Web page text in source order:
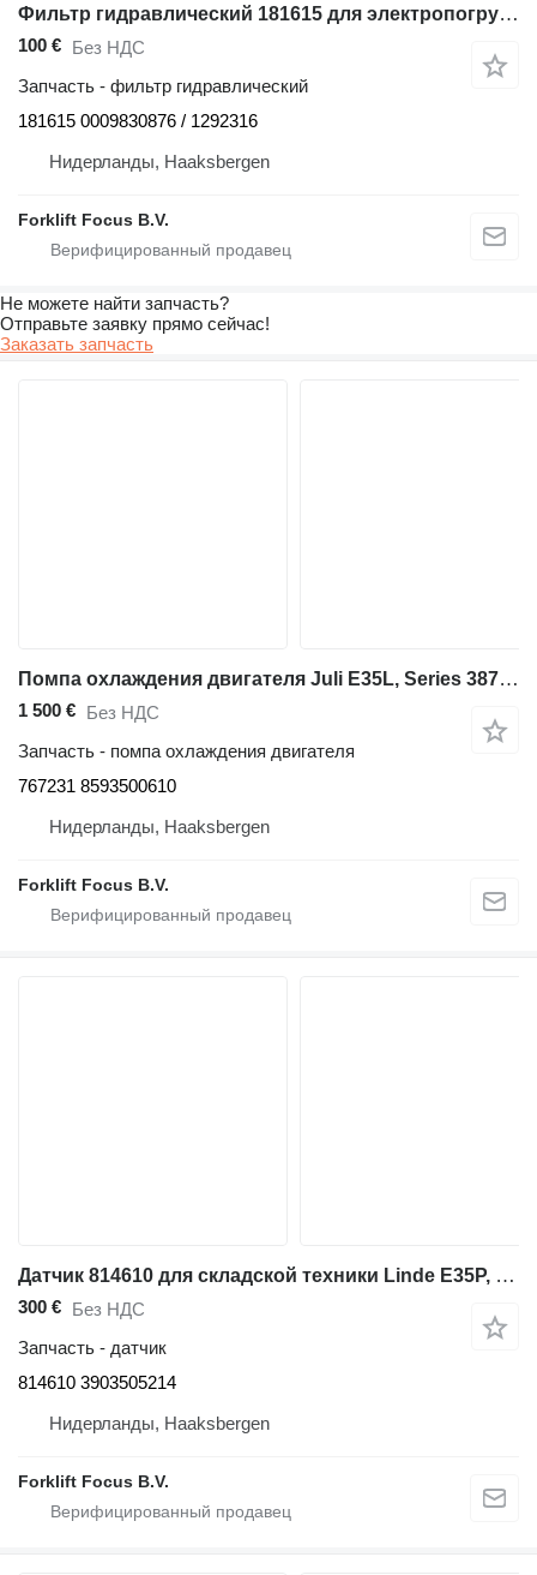
Фильтр гидравлический 181615 для электропогрузчика Linde E35L, Series 387
100 € Без НДС
Запчасть - фильтр гидравлический
181615 0009830876 / 1292316
Нидерланды, Haaksbergen
Forklift Focus B.V.
Не можете найти запчасть?
Отправьте заявку прямо сейчас!
Заказать запчасть
Помпа охлаждения двигателя Juli E35L, Series 387 767231 для складской техники Linde E35L, Series 387
1 500 € Без НДС
Запчасть - помпа охлаждения двигателя
767231 8593500610
Нидерланды, Haaksbergen
Forklift Focus B.V.
Датчик 814610 для складской техники Linde E35P, Series 337
300 € Без НДС
Запчасть - датчик
814610 3903505214
Нидерланды, Haaksbergen
Forklift Focus B.V.